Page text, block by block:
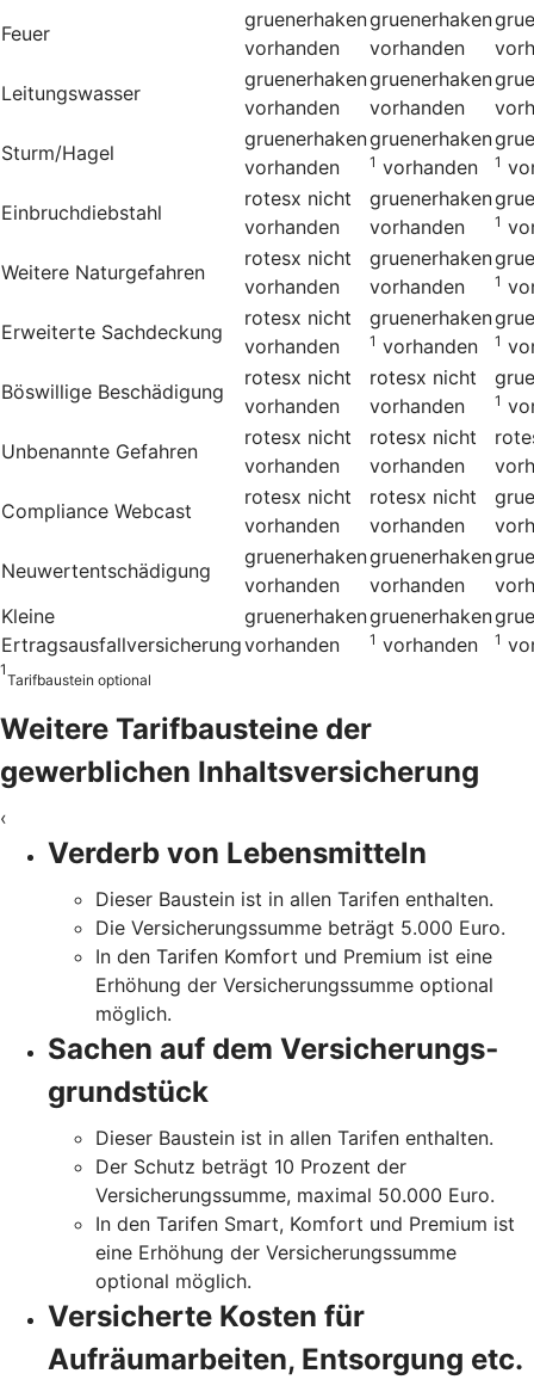
Feuer
gruenerhaken
vorhanden
gruenerhaken
vorhanden
Leitungswasser
gruenerhaken
vorhanden
gruenerhaken
vorhanden
Sturm/Hagel
gruenerhaken
vorhanden
gruenerhaken
1 vorhanden 1
Einbruchdiebstahl
rotesx nicht
vorhanden
gruenerhaken
vorhanden
1
Weitere Naturgefahren
rotesx nicht
vorhanden
gruenerhaken
vorhanden
1
Erweiterte Sachdeckung
rotesx nicht
vorhanden
gruenerhaken
1 vorhanden 1
Böswillige Beschädigung
rotesx nicht
vorhanden
rotesx nicht
vorhanden
1
Unbenannte Gefahren
rotesx nicht
vorhanden
rotesx nicht
vorhanden
Compliance Webcast
rotesx nicht
vorhanden
rotesx nicht
vorhanden
Neuwertentschädigung
gruenerhaken
vorhanden
gruenerhaken
vorhanden
Kleine
Ertragsausfallversicherung
gruenerhaken
vorhanden
gruenerhaken
1 vorhanden 1
1
Tarifbaustein optional
Weitere Tarifbausteine der
gewerblichen Inhalts­versicherung
‹
Verderb von Lebensmitteln
Dieser Baustein ist in allen Tarifen enthalten.
Die Versicherungssumme beträgt 5.000 Euro.
In den Tarifen Komfort und Premium ist eine
Erhöhung der Versicherungssumme optional
möglich.
Sachen auf dem Versicherungs­
grundstück
Dieser Baustein ist in allen Tarifen enthalten.
Der Schutz beträgt 10 Prozent der
Versicherungssumme, maximal 50.000 Euro.
In den Tarifen Smart, Komfort und Premium ist
eine Erhöhung der Versicherungssumme
optional möglich.
Versicherte Kosten für
Aufräumarbeiten, Entsorgung etc.